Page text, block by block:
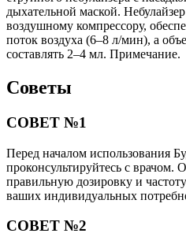
дыхательной маской.
воздушному компрессору,
поток воздуха (6–8 л/мин), а
составлять 2–4 мл. Примечание.
Советы
СОВЕТ №1
Перед началом использования
проконсультируйтесь с врачом.
правильную дозировку и
ваших индивидуальных
СОВЕТ №2